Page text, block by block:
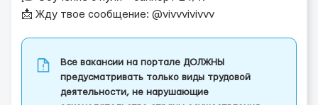
📩 Жду твое сообщение: @vivvvivivvv
Все вакансии на портале ДОЛЖНЫ
предусматривать только виды трудовой
деятельности, не нарушающие